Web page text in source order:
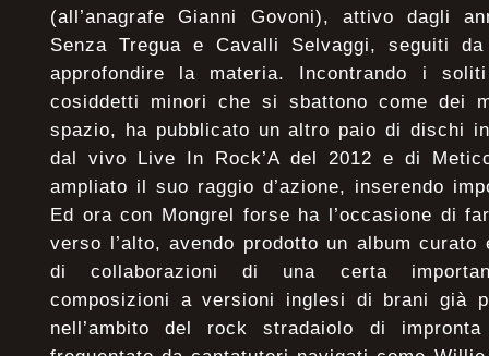
(all’anagrafe Gianni Govoni), attivo dagli
Senza Tregua e Cavalli Selvaggi, seguiti
approfondire la materia. Incontrando i
cosiddetti minori che si sbattono come dei
spazio, ha pubblicato un altro paio di dischi
dal vivo Live In Rock’A del 2012 e di
ampliato il suo raggio d’azione, inserendo
Ed ora con Mongrel forse ha l’occasione di
verso l’alto, avendo prodotto un album
di collaborazioni di una certa
composizioni a versioni inglesi di brani già
nell’ambito del rock stradaiolo di impronta